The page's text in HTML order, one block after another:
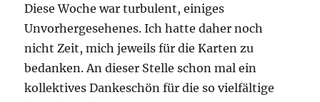
Diese Woche war turbulent, einiges
Unvorhergesehenes. Ich hatte daher noch
nicht Zeit, mich jeweils für die Karten zu
bedanken. An dieser Stelle schon mal ein
kollektives Dankeschön für die so vielfältige